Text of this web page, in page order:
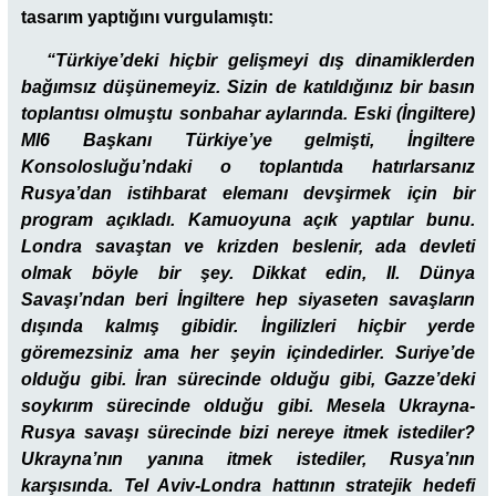
tasarım yaptığını vurgulamıştı:
“Türkiye’deki hiçbir gelişmeyi dış dinamiklerden
bağımsız düşünemeyiz. Sizin de katıldığınız bir basın
toplantısı olmuştu sonbahar aylarında. Eski (İngiltere)
MI6 Başkanı Türkiye’ye gelmişti, İngiltere
Konsolosluğu’ndaki o toplantıda hatırlarsanız
Rusya’dan istihbarat elemanı devşirmek için bir
program açıkladı. Kamuoyuna açık yaptılar bunu.
Londra savaştan ve krizden beslenir, ada devleti
olmak böyle bir şey. Dikkat edin, II. Dünya
Savaşı’ndan beri İngiltere hep siyaseten savaşların
dışında kalmış gibidir. İngilizleri hiçbir yerde
göremezsiniz ama her şeyin içindedirler. Suriye’de
olduğu gibi. İran sürecinde olduğu gibi, Gazze’deki
soykırım sürecinde olduğu gibi. Mesela Ukrayna-
Rusya savaşı sürecinde bizi nereye itmek istediler?
Ukrayna’nın yanına itmek istediler, Rusya’nın
karşısında. Tel Aviv-Londra hattının stratejik hedefi